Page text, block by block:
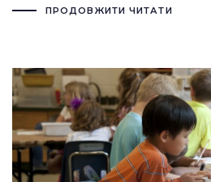
ПРОДОВЖИТИ ЧИТАТИ